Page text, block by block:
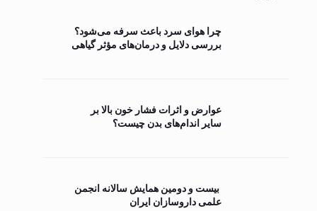
چرا هوای سرد باعث سرفه می‌شود؟
بررسی دلایل و درمان‌های مؤثر گیاهی
عوارض و اثرات فشار خون بالا بر
سایر اندام‌های بدن چیست؟
بیست و دومین همایش سالانه انجمن
علمی داروسازان ایران